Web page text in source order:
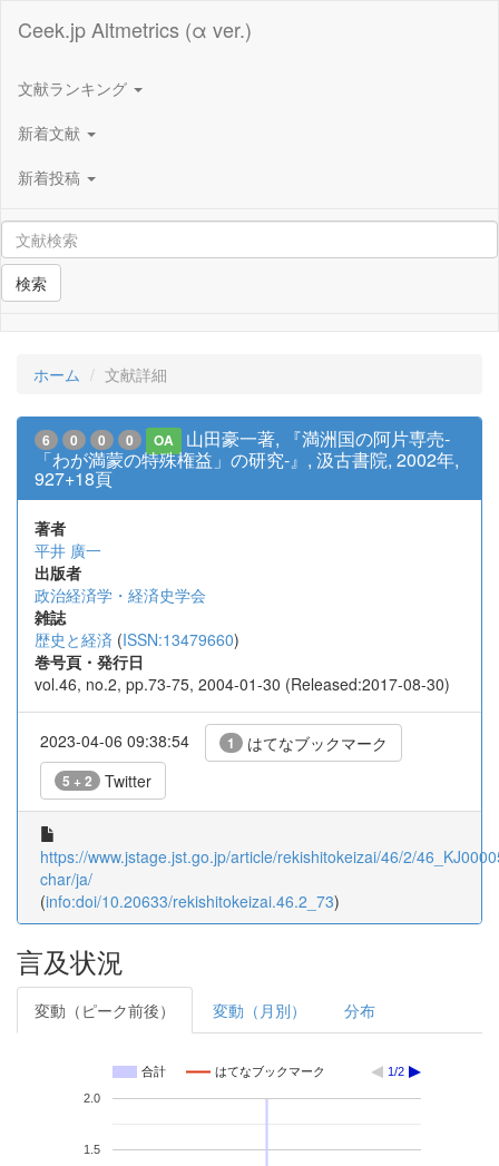
Ceek.jp Altmetrics (α ver.)
文献ランキング
新着文献
新着投稿
検索
ホーム 文献詳細
6 0 0 0 OA
山田豪一著, 『満洲国の阿片専売-
「わが満蒙の特殊権益」の研究-』, 汲古書院, 2002年,
927+18頁
著者
平井 廣一
出版者
政治経済学・経済史学会
雑誌
歴史と経済 (ISSN:13479660)
巻号頁・発行日
vol.46, no.2, pp.73-75, 2004-01-30 (Released:2017-08-30)
2023-04-06 09:38:54 1 はてなブックマーク
5 + 2 Twitter
https://www.jstage.jst.go.jp/article/rekishitokeizai/46/2/
char/ja/
(info:doi/10.20633/rekishitokeizai.46.2_73)
言及状況
変動（ピーク前後） 変動（月別） 分布
合計 はてなブックマーク 1/2
1.5
2.0